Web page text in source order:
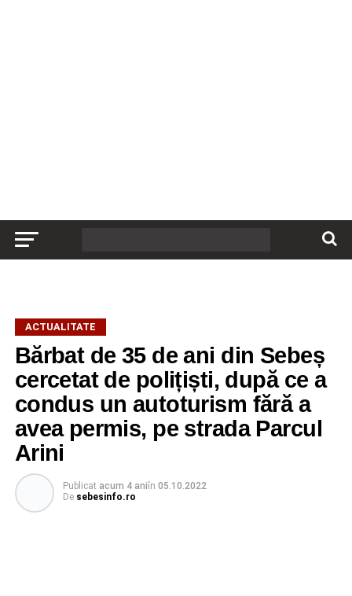
ACTUALITATE
Bărbat de 35 de ani din Sebeș
cercetat de polițiști, după ce a
condus un autoturism fără a
avea permis, pe strada Parcul
Arini
Publicat acum 4 aniîn 05.10.2022
De sebesinfo.ro